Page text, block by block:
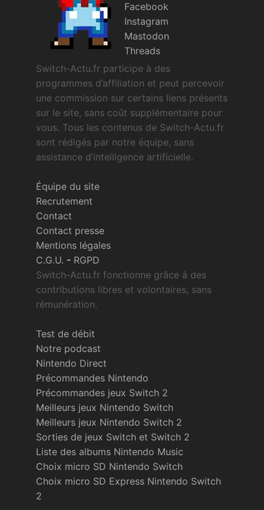
Facebook
Instagram
Mastodon
Threads
Switch-Actu.fr participe à des
programmes d’affiliation et peut percevoir
une commission sur certains liens présents
sur le site, sans coût supplémentaire pour
vous. Tous les contenus de Switch-Actu.fr
sont rédigés par notre équipe, sans
assistance d’intelligence artificielle.
Équipe du site
Recrutement
Contact
Contact presse
Mentions légales
C.G.U. - RGPD
Switch-Actu.fr fonctionne grâce à des
contributions libres et volontaires, sans
rémunération.
Test de débit
Notre podcast
Nintendo Direct
Précommandes Nintendo
Précommandes jeux Switch 2
Meilleurs jeux Nintendo Switch
Meilleurs jeux Nintendo Switch 2
Sorties de jeux Switch et Switch 2
Liste des albums Nintendo Music
Choix micro SD Nintendo Switch
Choix micro SD Express Nintendo Switch
2